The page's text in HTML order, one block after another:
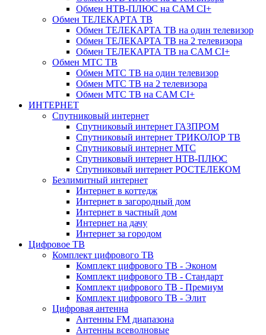
Обмен НТВ-ПЛЮС на CAM CI+
Обмен ТЕЛЕКАРТА ТВ
Обмен ТЕЛЕКАРТА ТВ на один телевизор
Обмен ТЕЛЕКАРТА ТВ на 2 телевизора
Обмен ТЕЛЕКАРТА ТВ на CAM CI+
Обмен МТС ТВ
Обмен МТС ТВ на один телевизор
Обмен МТС ТВ на 2 телевизора
Обмен МТС ТВ на CAM CI+
ИНТЕРНЕТ
Спутниковый интернет
Спутниковый интернет ГАЗПРОМ
Спутниковый интернет ТРИКОЛОР ТВ
Спутниковый интернет МТС
Спутниковый интернет НТВ-ПЛЮС
Спутниковый интернет РОСТЕЛЕКОМ
Безлимитный интернет
Интернет в коттедж
Интернет в загородный дом
Интернет в частный дом
Интернет на дачу
Интернет за городом
Цифровое ТВ
Комплект цифрового ТВ
Комплект цифрового ТВ - Эконом
Комплект цифрового ТВ - Стандарт
Комплект цифрового ТВ - Премиум
Комплект цифрового ТВ - Элит
Цифровая антенна
Антенны FM диапазона
Антенны всеволновые